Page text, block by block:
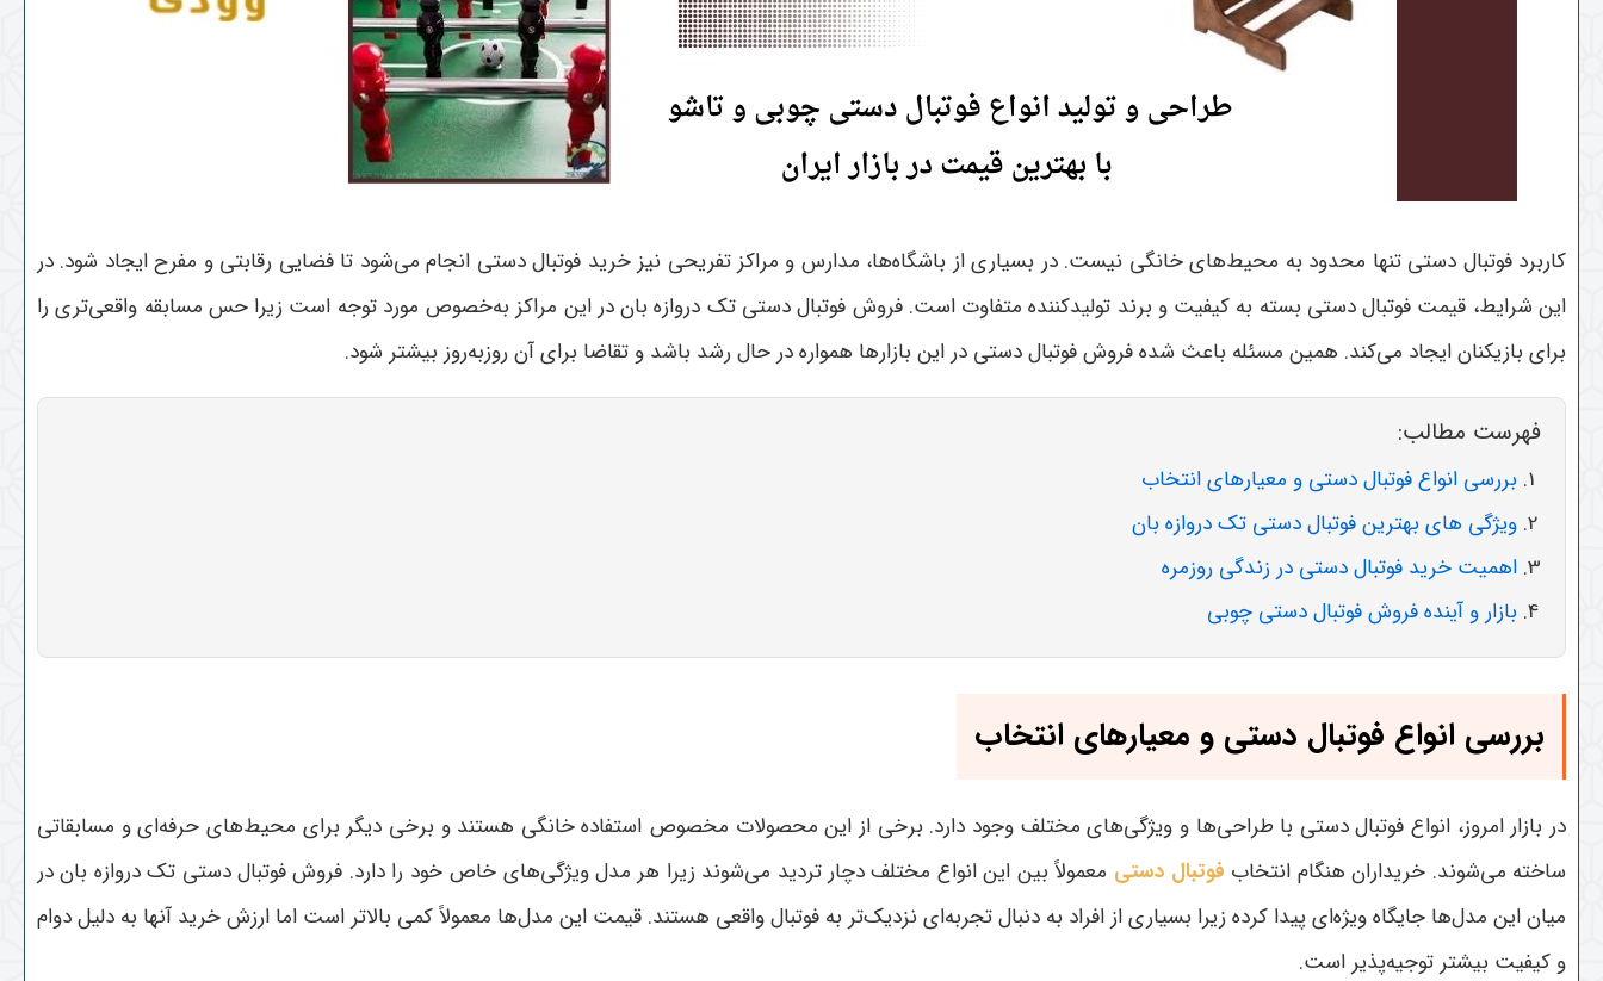
کاربرد فوتبال دستی تنها محدود به محیط‌های خانگی نیست. در بسیاری از باشگاه‌ها، مدارس و مراکز تفریحی نیز خرید فوتبال دستی انجام می‌شود تا فضایی رقابتی و مفرح ایجاد شود. در
این شرایط، قیمت فوتبال دستی بسته به کیفیت و برند تولیدکننده متفاوت است. فروش فوتبال دستی تک دروازه بان در این مراکز به‌خصوص مورد توجه است زیرا حس مسابقه واقعی‌تری را
برای بازیکنان ایجاد می‌کند. همین مسئله باعث شده فروش فوتبال دستی در این بازارها همواره در حال رشد باشد و تقاضا برای آن روزبه‌روز بیشتر شود.
فهرست مطالب:
بررسی انواع فوتبال دستی و معیارهای انتخاب
ویژگی های بهترین فوتبال دستی تک دروازه بان
اهمیت خرید فوتبال دستی در زندگی روزمره
بازار و آینده فروش فوتبال دستی چوبی
بررسی انواع فوتبال دستی و معیارهای انتخاب
در بازار امروز، انواع فوتبال دستی با طراحی‌ها و ویژگی‌های مختلف وجود دارد. برخی از این محصولات مخصوص استفاده خانگی هستند و برخی دیگر برای محیط‌های حرفه‌ای و مسابقاتی
ساخته می‌شوند. خریداران هنگام انتخاب فوتبال دستی معمولاً بین این انواع مختلف دچار تردید می‌شوند زیرا هر مدل ویژگی‌های خاص خود را دارد. فروش فوتبال دستی تک دروازه بان در
میان این مدل‌ها جایگاه ویژه‌ای پیدا کرده زیرا بسیاری از افراد به دنبال تجربه‌ای نزدیک‌تر به فوتبال واقعی هستند. قیمت این مدل‌ها معمولاً کمی بالاتر است اما ارزش خرید آنها به دلیل دوام
و کیفیت بیشتر توجیه‌پذیر است.